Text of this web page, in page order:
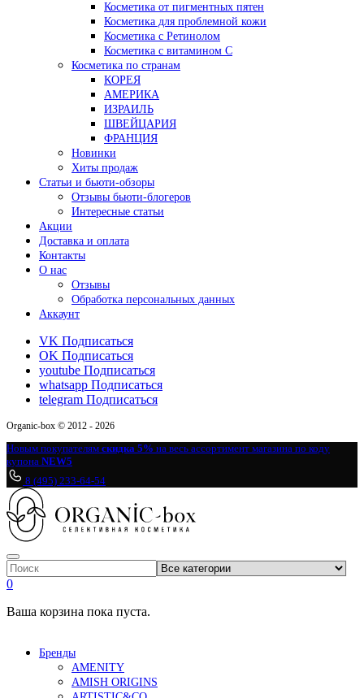
Косметика от пигментных пятен
Косметика для проблемной кожи
Косметика с Ретинолом
Косметика с витамином С
Косметика по странам
КОРЕЯ
АМЕРИКА
ИЗРАИЛЬ
ШВЕЙЦАРИЯ
ФРАНЦИЯ
Новинки
Хиты продаж
Статьи и бьюти-обзоры
Отзывы бьюти-блогеров
Интересные статьи
Акции
Доставка и оплата
Контакты
О нас
Отзывы
Обработка персональных данных
Аккаунт
VK Подписаться
OK Подписаться
youtube Подписаться
whatsapp Подписаться
telegram Подписаться
Organic-box © 2012 - 2026
Новым покупателям скидка 5% на весь ассортимент магазина по коду
купона NEW5
8 (495) 233-64-54
0
Ваша корзина пока пуста.
Бренды
AMENITY
AMISH ORIGINS